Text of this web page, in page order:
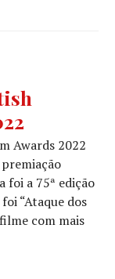
Awards 2022
foi a 75ª edição
“Ataque dos
com mais
Film